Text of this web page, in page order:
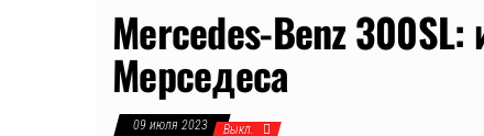
Mercedes-Benz 300SL:
Мерседеса
09 июля 2023 Выкл.